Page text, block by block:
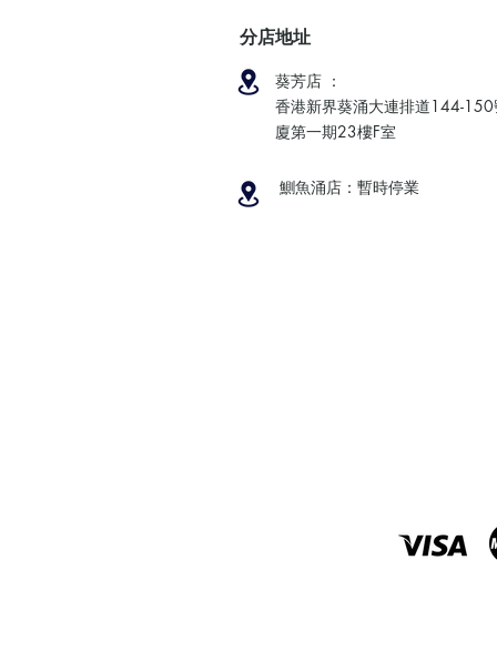
分店地址
葵芳店 ：
香港新界葵涌大連排道144-
廈第一期23樓F室
鰂魚涌店：暫時停業